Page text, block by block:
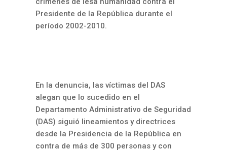
Presidente de la República durante el
período 2002-2010.
En la denuncia, las víctimas del DAS
alegan que lo sucedido en el
Departamento Administrativo de Seguridad
(DAS) siguió lineamientos y directrices
desde la Presidencia de la República en
contra de más de 300 personas y con